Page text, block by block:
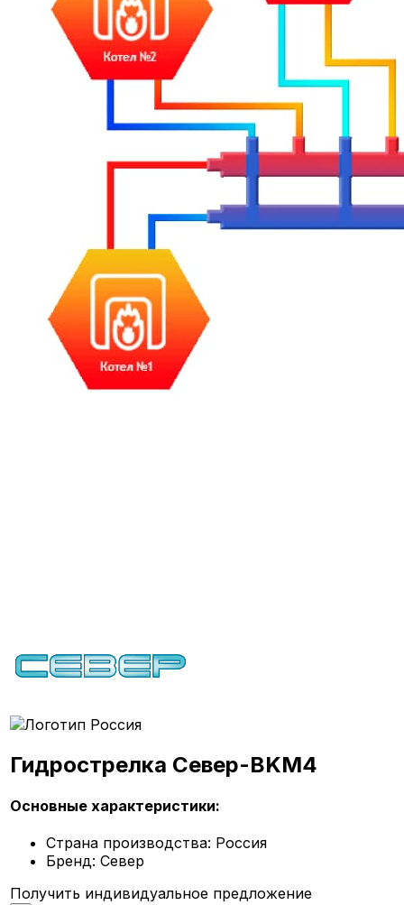
Гидрострелка Север-BKМ4
Основные характеристики:
Страна производства: Россия
Бренд: Север
Получить индивидуальное предложение